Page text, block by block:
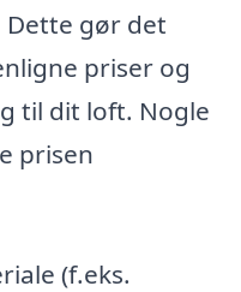
gør det
priser og
til dit loft. Nogle
prisen
(f.eks.